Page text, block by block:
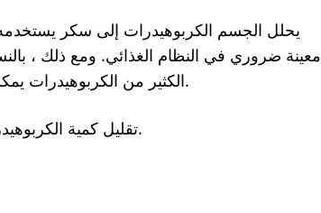
يحلل الجسم الكربوهيدرات إلى سكر
معينة ضروري في النظام الغذائي. ومع ذلك ،
الكثير من الكربوهيدرات يمكن أن يؤدي إلى ارتفاع مستويات السكر في الدم بشكل كبير.
تقليل كمية الكربوهيدرات التي يتم تناولها سيقلل من ارتفاع نسبة السكر في الدم.